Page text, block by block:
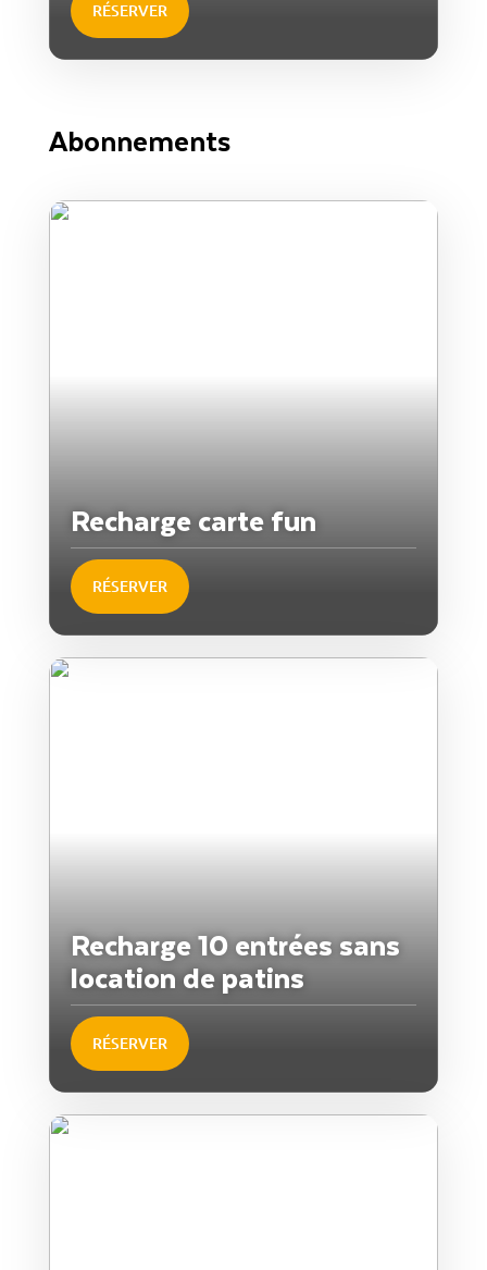
RÉSERVER
Abonnements
Recharge carte fun
RÉSERVER
Recharge 10 entrées sans
location de patins
RÉSERVER